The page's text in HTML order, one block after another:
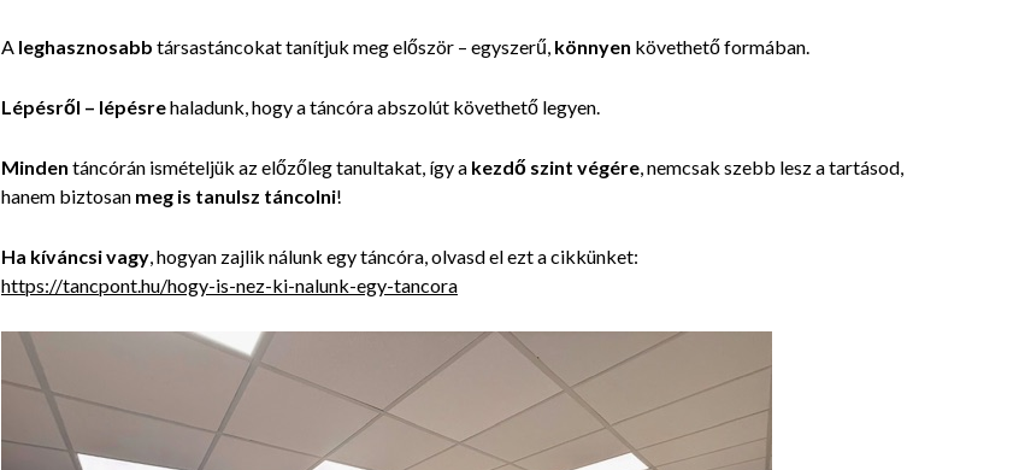
A leghasznosabb társastáncokat tanítjuk meg először – egyszerű, könnyen követhető formában.
Lépésről – lépésrehaladunk, hogy a táncóra abszolút követhető legyen.
Minden táncórán ismételjük az előzőleg tanultakat, így a kezdő szint végére, nemcsak szebb lesz a tartásod,
hanem biztosan meg is tanulsz táncolni!
Ha kíváncsi vagy, hogyan zajlik nálunk egy táncóra, olvasd el ezt a cikkünket:
https://tancpont.hu/hogy-is-nez-ki-nalunk-egy-tancora